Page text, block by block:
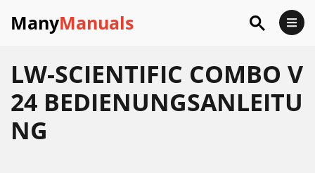
ManyManuals
LW-SCIENTIFIC COMBO V
24 BEDIENUNGSANLEITU
NG